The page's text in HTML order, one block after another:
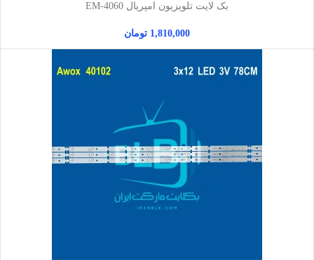
بک لایت تلویزیون امپریال EM-4060
1,810,000 تومان